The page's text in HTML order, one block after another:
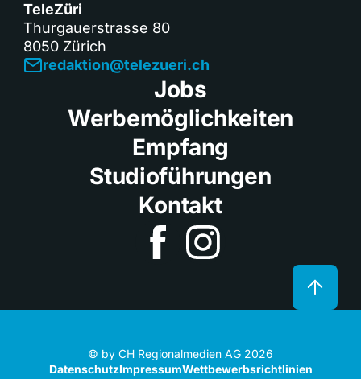
TeleZüri
Thurgauerstrasse 80
8050 Zürich
redaktion@telezueri.ch
Jobs
Werbemöglichkeiten
Empfang
Studioführungen
Kontakt
© by CH Regionalmedien AG 2026
DatenschutzImpressumWettbewerbsrichtlinien